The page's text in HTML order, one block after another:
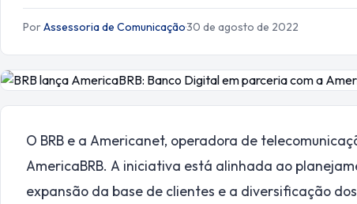
PorAssessoria de Comunicação·30 de agosto de 2022
O BRB e a Americanet, operadora de
AmericaBRB. A iniciativa está alinhada ao
expansão da base de clientes e a diversificação